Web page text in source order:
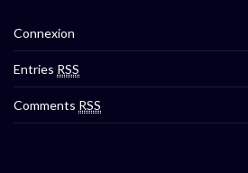
Connexion
Entries RSS
Comments RSS